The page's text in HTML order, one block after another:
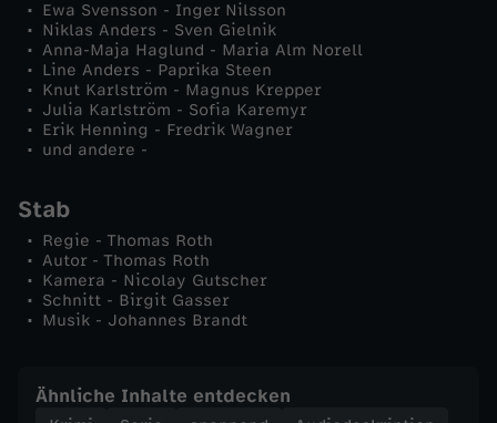
m
e
n
,
w
o
Ewa Svensson - Inger Nilsson
Niklas Anders - Sven Gielnik
Anna-Maja Haglund - Maria Alm Norell
Line Anders - Paprika Steen
Knut Karlström - Magnus Krepper
Julia Karlström - Sofia Karemyr
Erik Henning - Fredrik Wagner
und andere -
Stab
Regie - Thomas Roth
Autor - Thomas Roth
Kamera - Nicolay Gutscher
Schnitt - Birgit Gasser
Musik - Johannes Brandt
Ähnliche Inhalte entdecken